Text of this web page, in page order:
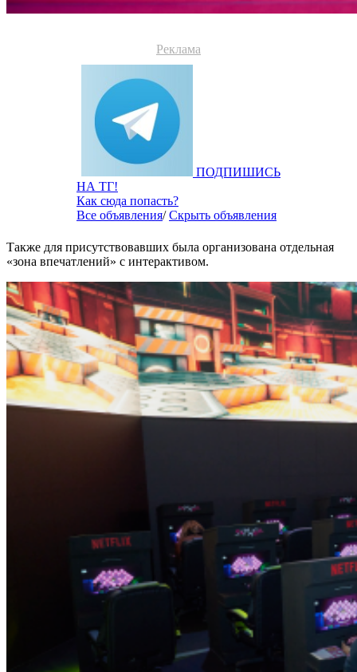
Реклама
ПОДПИШИСЬ
НА ТГ!
Как сюда попасть?
Все объявления/Скрыть объявления
Также для присутствовавших была организована отдельная
«зона впечатлений» с интерактивом.